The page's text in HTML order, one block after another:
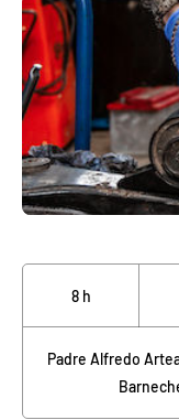
8 h
h
Padre Alfredo